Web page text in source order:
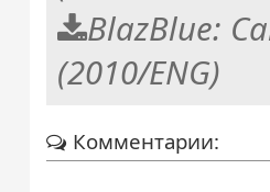
BlazBlue:
(2010/ENG)
Комментарии: